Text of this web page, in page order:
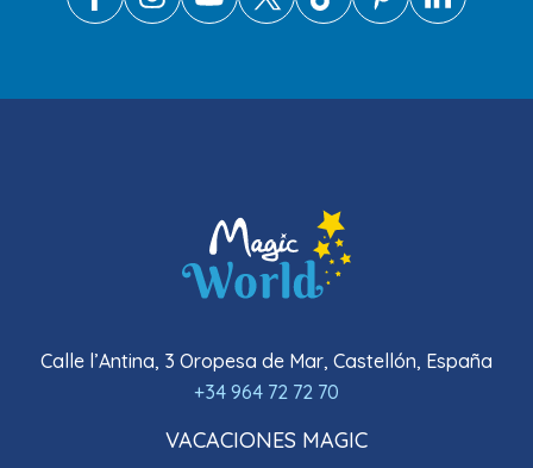
Calle l’Antina, 3 Oropesa de Mar, Castellón, España
+34 964 72 72 70
VACACIONES MAGIC